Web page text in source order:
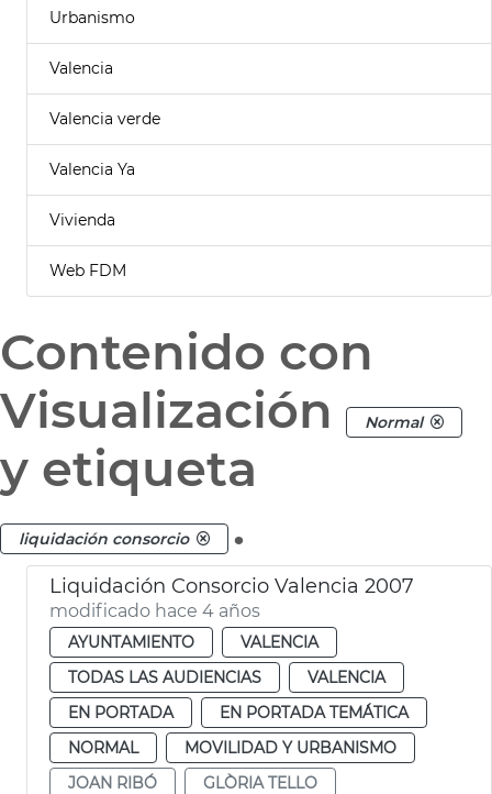
Urbanismo
Valencia
Valencia verde
Valencia Ya
Vivienda
Web FDM
Contenido con
Visualización
Normal
y etiqueta
liquidación consorcio .
Liquidación Consorcio Valencia 2007
modificado hace 4 años
AYUNTAMIENTO
VALENCIA
TODAS LAS AUDIENCIAS
VALENCIA
EN PORTADA
EN PORTADA TEMÁTICA
NORMAL
MOVILIDAD Y URBANISMO
JOAN RIBÓ
GLÒRIA TELLO